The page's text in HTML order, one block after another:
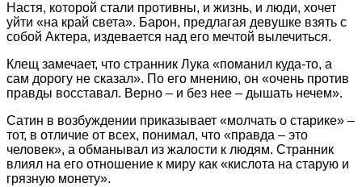
Настя, которой стали противны, и жизнь, и люди, хочет
уйти «на край света». Барон, предлагая девушке взять с
собой Актера, издевается над его мечтой вылечиться.
Клещ замечает, что странник Лука «поманил куда-то, а
сам дорогу не сказал». По его мнению, он «очень против
правды восставал. Верно – и без нее – дышать нечем».
Сатин в возбуждении приказывает «молчать о старике» –
тот, в отличие от всех, понимал, что «правда – это
человек», а обманывал из жалости к людям. Странник
влиял на его отношение к миру как «кислота на старую и
грязную монету».